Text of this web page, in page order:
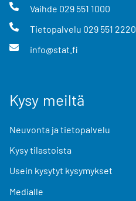
Vaihde 029 551 1000
Tietopalvelu 029 551 2220
info@stat.fi
Kysy meiltä
Neuvonta ja tietopalvelu
Kysy tilastoista
Usein kysytyt kysymykset
Medialle